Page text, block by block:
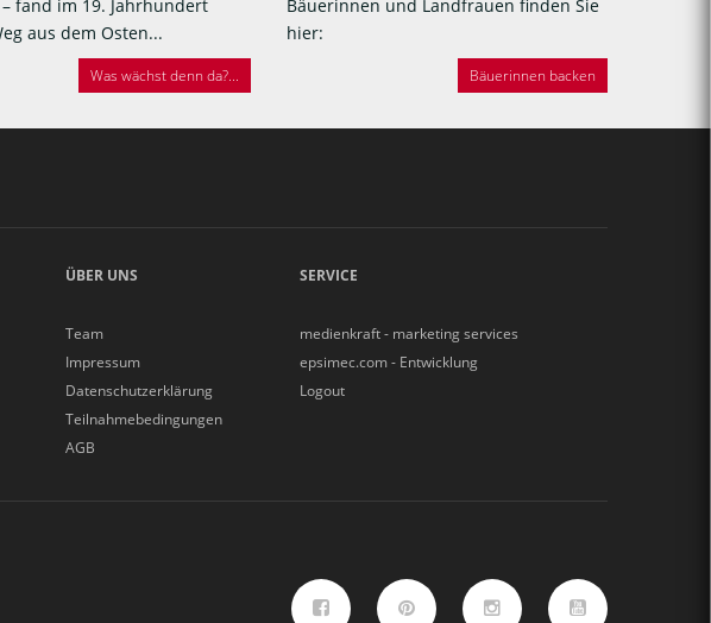
fand im 19. Jahrhundert
aus dem Osten...
Was wächst denn da?...
Bäuerinnen und Landfrauen finden Sie
hier:
Bäuerinnen backen
ÜBER UNS
Team
Impressum
Datenschutzerklärung
Teilnahmebedingungen
AGB
SERVICE
medienkraft - marketing services
epsimec.com - Entwicklung
Logout